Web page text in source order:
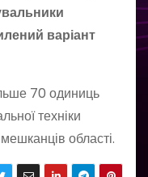
варіант
70 одиниць
техніки
області.